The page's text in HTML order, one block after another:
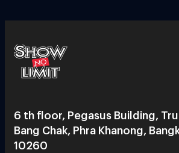
6 th floor, Pegasus Building,
Bang Chak, Phra Khanong,
10260